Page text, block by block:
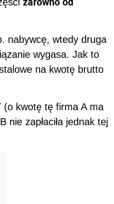
nabywcę, wtedy druga
wygasa. Jak to
na kwotę brutto
(o kwotę tę firma A ma
nie zapłaciła jednak tej